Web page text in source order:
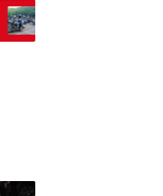
Ribuan Riders Padati Bandung,
Apresiasi Peran Komunitas
Pariwisata